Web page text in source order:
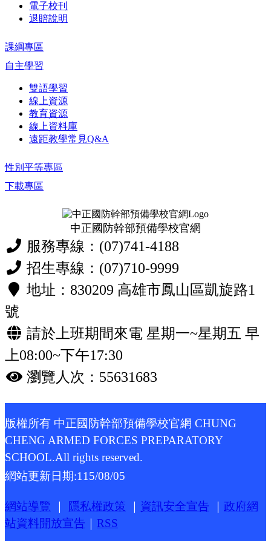
電子校刊
退賠說明
課綱專區
自主學習
雙語學習
線上資源
教育資源
線上資料庫
遠距教學常見Q&A
性別平等專區
下載專區
中正國防幹部預備學校官網
服務專線：(07)741-4188
招生專線：(07)710-9999
地址：830209 高雄市鳳山區凱旋路1
號
請於上班期間來電 星期一~星期五 早
上08:00~下午17:30
瀏覽人次：55631683
版權所有 中正國防幹部預備學校官網 CHUNG
CHENG ARMED FORCES PREPARATORY
SCHOOL.All rights reserved.
網站更新日期:115/08/05
網站導覽 隱私權政策 資訊安全宣告
政府網
站資料開放宣告
RSS